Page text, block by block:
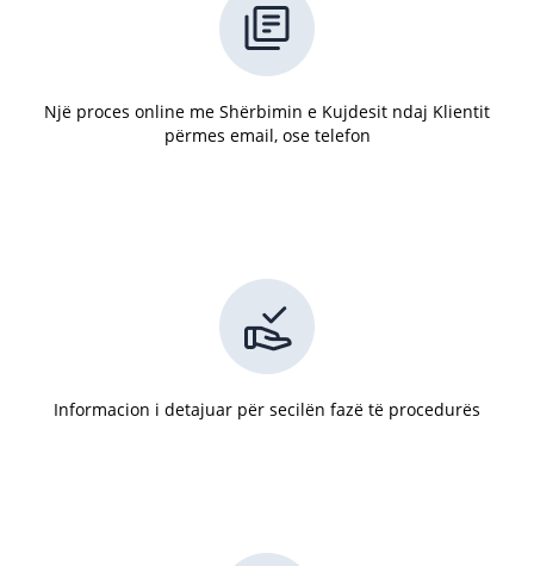
Një proces online me Shërbimin e Kujdesit ndaj Klientit
përmes email, ose telefon
Informacion i detajuar për secilën fazë të procedurës